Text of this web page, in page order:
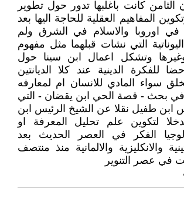
الثامن كانت باغلبها تدور حول تطوير
المفاهيم العقلية للحاجة اليها بعد
في اوروبا والاسلام في الشرق ولم
التي نشات قبلهما مثل مفهوم
وتشكل اعمال ابن سينا حول
للفكرة الدينية عند كلا الديانتين
سواء المادي للانسان ام لمعارفه
في بحث - قصة الحي ابن يقضان - التي
ابن طفيل نقلا عن الشيخ الرئيس ابن
لتكوين علم تحليل المعرفة او
الفكر في العصر الحديث بعد
والانكليزية والالمانية منذ منتصف